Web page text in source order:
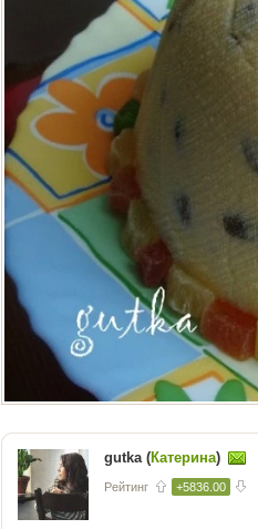
gutka (Катерина)
Рейтинг +5836.00